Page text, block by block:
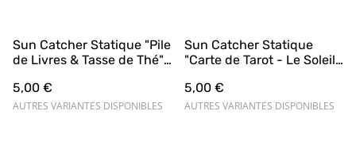
Sun Catcher Statique "Pile
de Livres & Tasse de Thé"
5,00 €
AUTRES VARIANTES DISPONIBLES
Sun Catcher Statique
"Carte de Tarot - Le Soleil
5,00 €
AUTRES VARIANTES DISPONIBLES